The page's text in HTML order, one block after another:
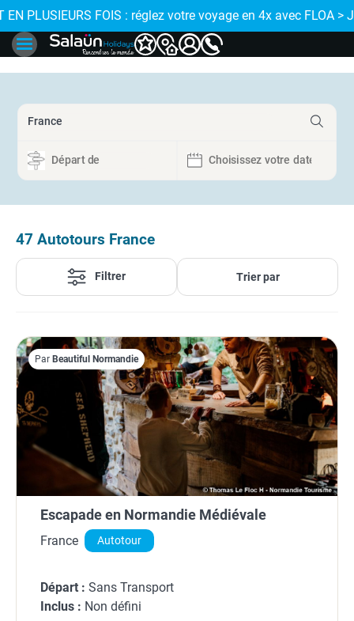
de proximité
EN PLUSIEURS FOIS : réglez votre voyage en 4x avec FLOA >
47 Autotours France
Filtrer Trier par
Par Beautiful Normandie
Escapade en Normandie Médiévale
France Autotour
Départ : Sans Transport
Inclus : Non défini